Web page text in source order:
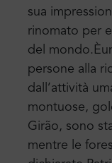
sua
rinomato per
del mondo. È
persone alla
dall’attività
montuose,
Girão, sono
mentre le